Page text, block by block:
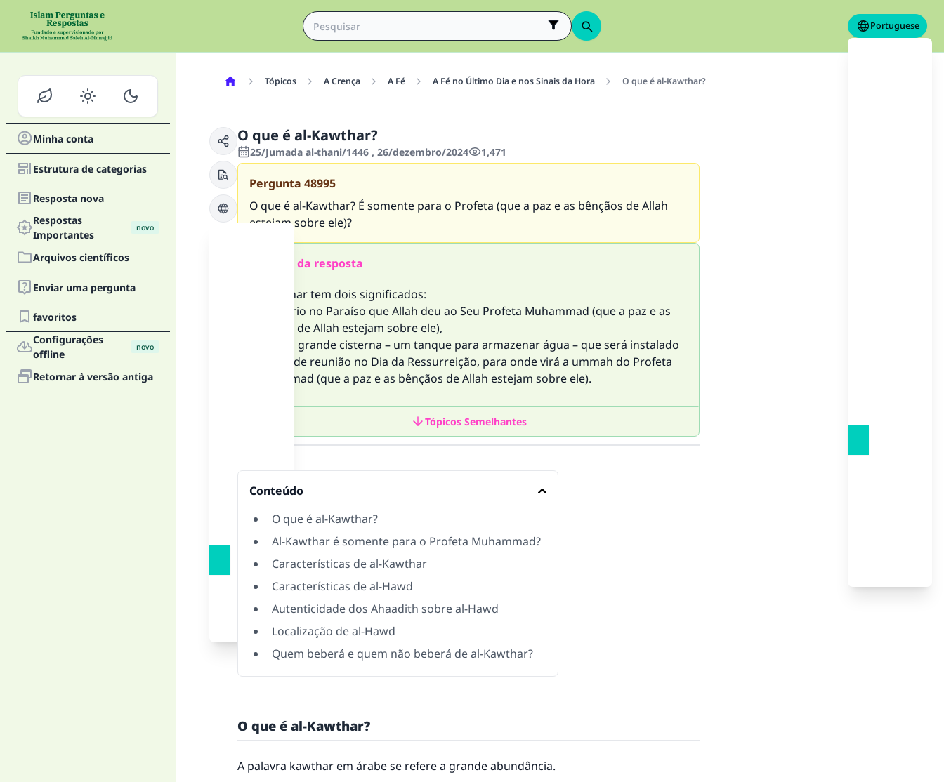
Portuguese
Minha conta
Estrutura de categorias
Resposta nova
Respostas
Importantes
novo
Arquivos científicos
Enviar uma pergunta
favoritos
Configurações
offline
novo
Retornar à versão antiga
Tópicos A Crença A Fé A Fé no Último Dia e nos Sinais da Hora O que é al-Kawthar?
O que é al-Kawthar?
25/Jumada al-thani/1446 , 26/dezembro/2024 1,471
Pergunta 48995
O que é al-Kawthar? É somente para o Profeta (que a paz e as bênçãos de Allah
estejam sobre ele)?
Resumo da resposta
Al-Kawthar tem dois significados:
1- É um rio no Paraíso que Allah deu ao Seu Profeta Muhammad (que a paz e as
bênçãos de Allah estejam sobre ele),
2- É uma grande cisterna – um tanque para armazenar água – que será instalado
no local de reunião no Dia da Ressurreição, para onde virá a ummah do Profeta
Muhammad (que a paz e as bênçãos de Allah estejam sobre ele).
Tópicos Semelhantes
Conteúdo
O que é al-Kawthar?
Al-Kawthar é somente para o Profeta Muhammad?
Características de al-Kawthar
Características de al-Hawd
Autenticidade dos Ahaadith sobre al-Hawd
Localização de al-Hawd
Quem beberá e quem não beberá de al-Kawthar?
O que é al-Kawthar?
A palavra kawthar em árabe se refere a grande abundância.